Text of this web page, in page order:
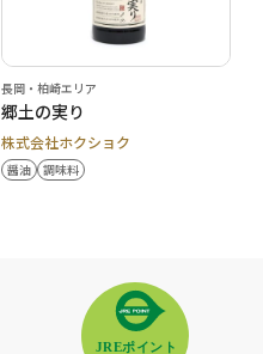
長岡・柏崎エリア
郷土の実り
株式会社ホクショク
醤油 調味料